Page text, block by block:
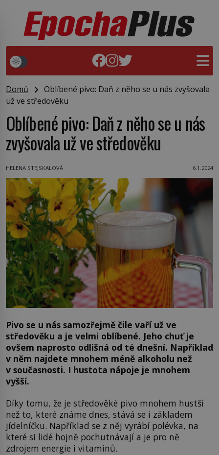
Domů
Oblíbené pivo: Daň z něho se u nás zvyšovala
už ve středověku
Oblíbené pivo: Daň z něho se u nás
zvyšovala už ve středověku
HELENA STEJSKALOVÁ 6.1.2024
Pivo se u nás samozřejmě čile vaří už ve
středověku a je velmi oblíbené. Jeho chuť je
ovšem naprosto odlišná od té dnešní. Například
v něm najdete mnohem méně alkoholu než
v současnosti. I hustota nápoje je mnohem
vyšší.
Díky tomu, že je středověké pivo mnohem hustší
než to, které známe dnes, stává se i základem
jídelníčku. Například se z něj vyrábí polévka, na
které si lidé hojně pochutnávají a je pro ně
zdrojem energie i vitamínů.